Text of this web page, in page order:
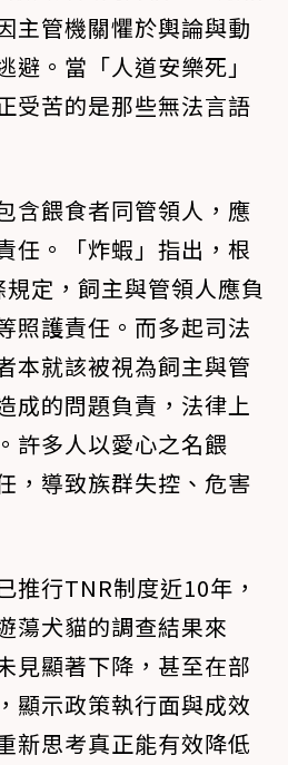
主管機關懼於輿論與動
避。當「人道安樂死」
受苦的是那些無法言語
含餵食者同管領人，應
任。「炸蝦」指出，根
定，飼主與管領人應負
照護責任。而多起司法
本就該被視為飼主與管
成的問題負責，法律上
許多人以愛心之名餵
，導致族群失控、危害
推行TNR制度近10年，
蕩犬貓的調查結果來
見顯著下降，甚至在部
顯示政策執行面與成效
新思考真正能有效降低